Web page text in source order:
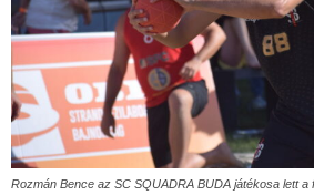
Rozmán Bence az SC SQUADRA BUDA játékosa lett a